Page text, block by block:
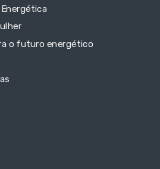
o futuro energético